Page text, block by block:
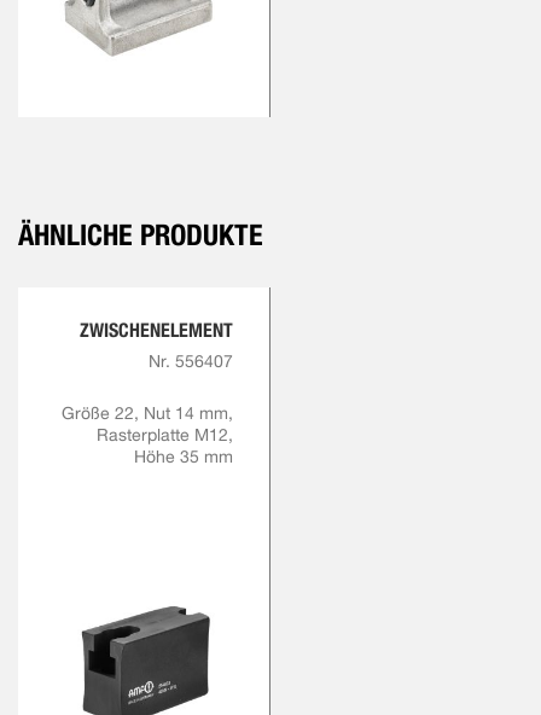
ÄHNLICHE PRODUKTE
ZWISCHENELEMENT
Nr. 556407
Größe 22, Nut 14 mm,
Rasterplatte M12,
Höhe 35 mm